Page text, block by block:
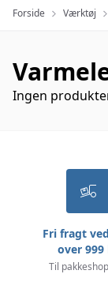
Forside Værktøj
Ingen
Fri fragt
over 999
Til